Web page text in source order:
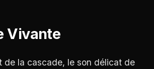
Vivante
de la cascade, le son délicat de